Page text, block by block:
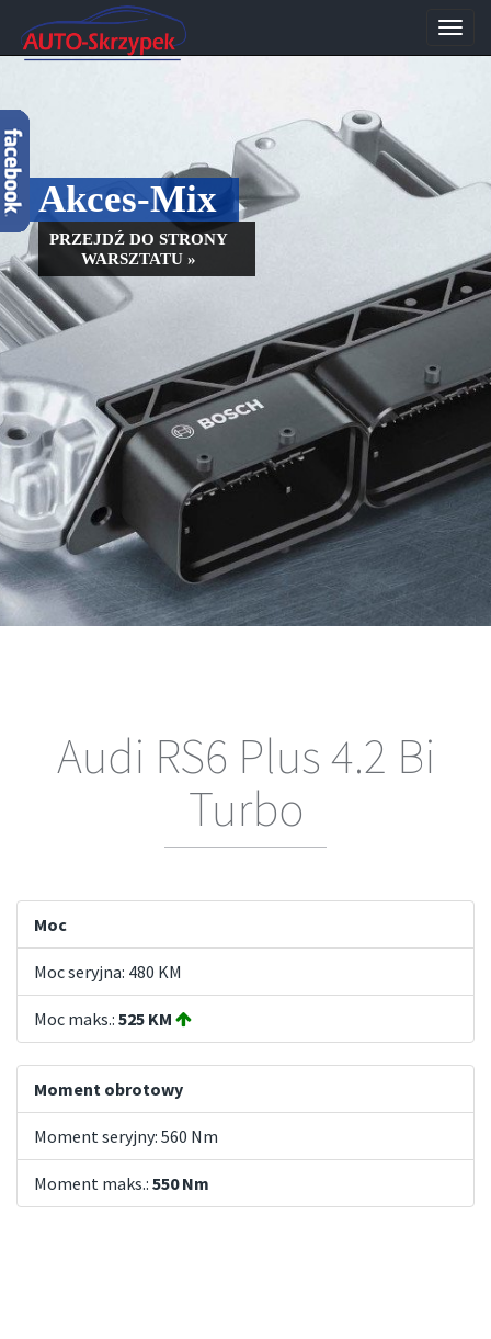
Akces-Mix
PRZEJDŹ DO STRONY
WARSZTATU »
Audi RS6 Plus 4.2 Bi
Turbo
Moc
Moc seryjna: 480 KM
Moc maks.: 525 KM
Moment obrotowy
Moment seryjny: 560 Nm
Moment maks.: 550 Nm